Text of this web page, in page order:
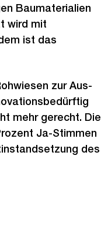
Baumaterialien
wird mit
ist das
zur Aus-
mehr gerecht. Die
Ja-Stimmen
des